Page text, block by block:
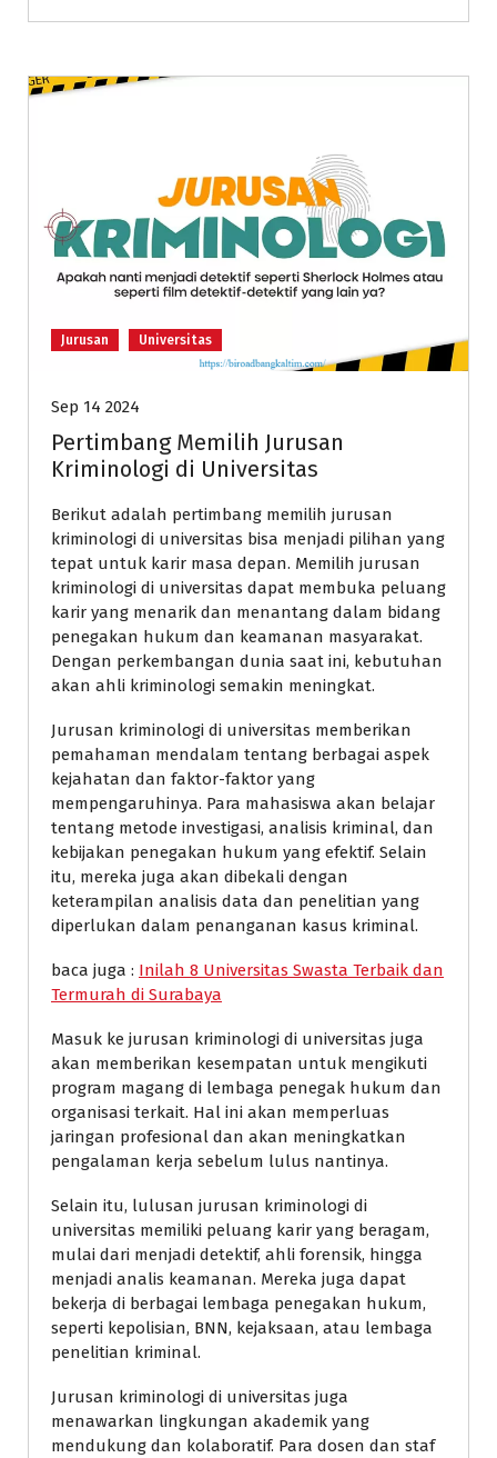
Jurusan Universitas
Sep 14 2024
Pertimbang Memilih Jurusan
Kriminologi di Universitas
Berikut adalah pertimbang memilih jurusan
kriminologi di universitas bisa menjadi pilihan yang
tepat untuk karir masa depan. Memilih jurusan
kriminologi di universitas dapat membuka peluang
karir yang menarik dan menantang dalam bidang
penegakan hukum dan keamanan masyarakat.
Dengan perkembangan dunia saat ini, kebutuhan
akan ahli kriminologi semakin meningkat.
Jurusan kriminologi di universitas memberikan
pemahaman mendalam tentang berbagai aspek
kejahatan dan faktor-faktor yang
mempengaruhinya. Para mahasiswa akan belajar
tentang metode investigasi, analisis kriminal, dan
kebijakan penegakan hukum yang efektif. Selain
itu, mereka juga akan dibekali dengan
keterampilan analisis data dan penelitian yang
diperlukan dalam penanganan kasus kriminal.
baca juga : Inilah 8 Universitas Swasta Terbaik dan
Termurah di Surabaya
Masuk ke jurusan kriminologi di universitas juga
akan memberikan kesempatan untuk mengikuti
program magang di lembaga penegak hukum dan
organisasi terkait. Hal ini akan memperluas
jaringan profesional dan akan meningkatkan
pengalaman kerja sebelum lulus nantinya.
Selain itu, lulusan jurusan kriminologi di
universitas memiliki peluang karir yang beragam,
mulai dari menjadi detektif, ahli forensik, hingga
menjadi analis keamanan. Mereka juga dapat
bekerja di berbagai lembaga penegakan hukum,
seperti kepolisian, BNN, kejaksaan, atau lembaga
penelitian kriminal.
Jurusan kriminologi di universitas juga
menawarkan lingkungan akademik yang
mendukung dan kolaboratif. Para dosen dan staf